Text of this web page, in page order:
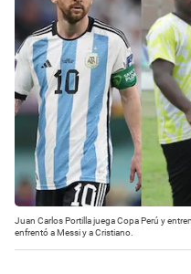
Juan Carlos Portilla juega Copa Perú y
enfrentó a Messi y a Cristiano.